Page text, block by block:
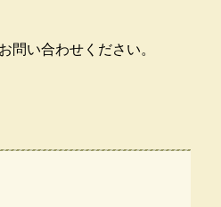
問い合わせください。